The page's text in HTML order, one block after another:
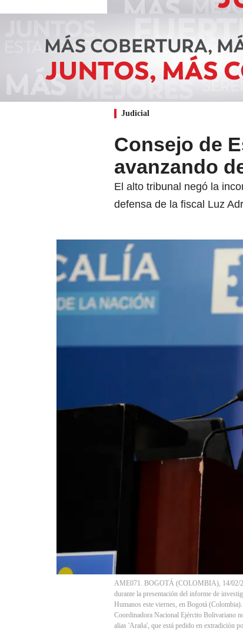
Judicial
Consejo de
avanzando
El alto tribunal negó la
defensa de la fiscal Luz
AME071. BOGOTÁ (COLOMBIA), 14/02/
durante la presentación del informe de
Humanos este viernes, en Bogotá
Coordinadora Nacional Ejército Bolivariano
alias 'Araña', que está pedido en extradición